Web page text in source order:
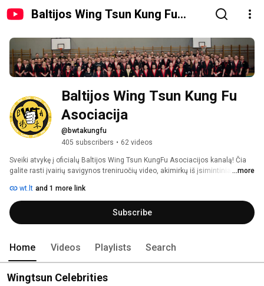
Baltijos Wing Tsun Kung Fu
Baltijos Wing Tsun Kung Fu
Asociacija
@bwtakungfu
405 subscribers • 62 videos
Sveiki atvykę į oficialų Baltijos Wing Tsun KungFu Asociacijos kanalą! Čia
galite rasti įvairių savigynos treniruočių video, akimirkų iš įsimintiniausių
...more
wt.lt and 1 more link
Subscribe
Home Videos Playlists Search
Wingtsun Celebrities